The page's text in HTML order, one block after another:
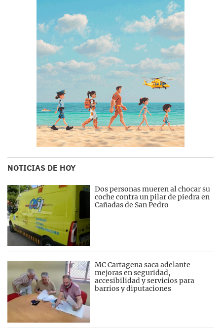
NOTICIAS DE HOY
Dos personas mueren al chocar su
coche contra un pilar de piedra en
Cañadas de San Pedro
MC Cartagena saca adelante
mejoras en seguridad,
accesibilidad y servicios para
barrios y diputaciones